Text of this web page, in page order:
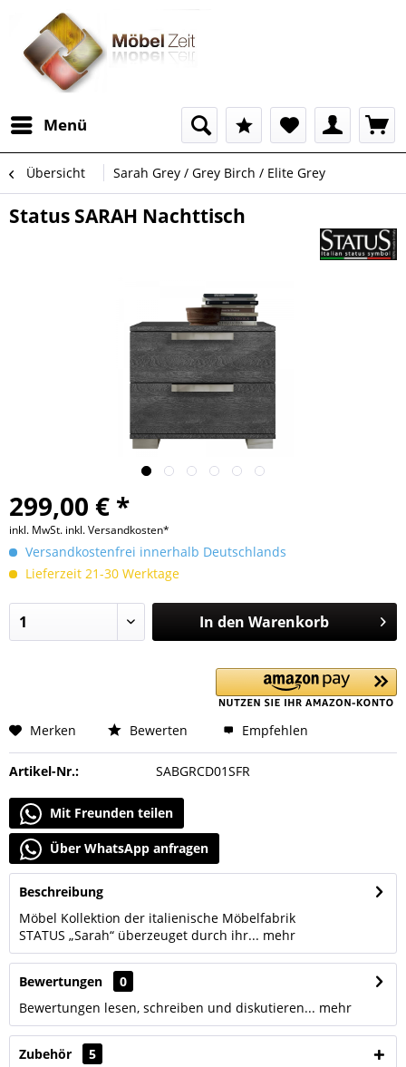
Menü
Übersicht Sarah Grey / Grey Birch / Elite Grey
Status SARAH Nachttisch
299,00 € *
inkl. MwSt. inkl. Versandkosten*
Versandkostenfrei innerhalb Deutschlands
Lieferzeit 21-30 Werktage
In den Warenkorb
Merken Bewerten Empfehlen
Artikel-Nr.: SABGRCD01SFR
Mit Freunden teilen
Über WhatsApp anfragen
Beschreibung
Möbel Kollektion der italienische Möbelfabrik
STATUS „Sarah“ überzeuget durch ihr... mehr
Bewertungen
0
Bewertungen lesen, schreiben und diskutieren... mehr
Zubehör 5